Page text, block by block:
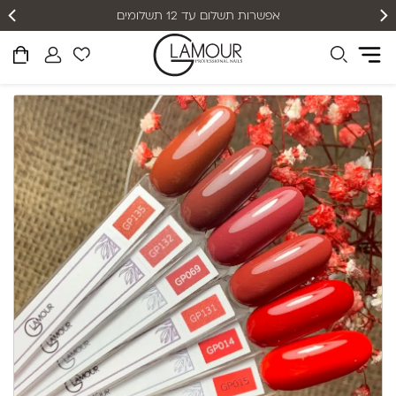
אפשרות תשלום עד 12 תשלומים